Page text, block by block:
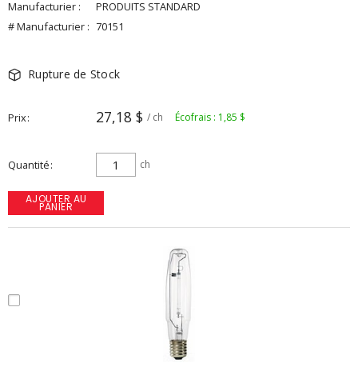
Manufacturier :
PRODUITS STANDARD
# Manufacturier : 70151
Rupture de Stock
Prix 27,18 $ / ch Écofrais : 1,85 $
Quantité ch
AJOUTER AU
PANIER